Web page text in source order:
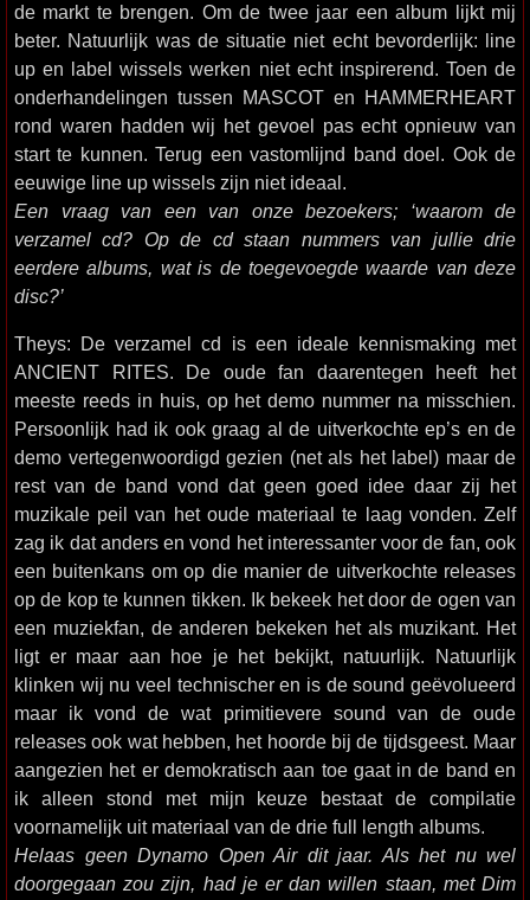
de markt te brengen. Om de twee jaar een album lijkt mij
beter. Natuurlijk was de situatie niet echt bevorderlijk: line
up en label wissels werken niet echt inspirerend. Toen de
onderhandelingen tussen MASCOT en HAMMERHEART
rond waren hadden wij het gevoel pas echt opnieuw van
start te kunnen. Terug een vastomlijnd band doel. Ook de
eeuwige line up wissels zijn niet ideaal.
Een vraag van een van onze bezoekers; ‘waarom de
verzamel cd? Op de cd staan nummers van jullie drie
eerdere albums, wat is de toegevoegde waarde van deze
disc?’
Theys: De verzamel cd is een ideale kennismaking met
ANCIENT RITES. De oude fan daarentegen heeft het
meeste reeds in huis, op het demo nummer na misschien.
Persoonlijk had ik ook graag al de uitverkochte ep’s en de
demo vertegenwoordigd gezien (net als het label) maar de
rest van de band vond dat geen goed idee daar zij het
muzikale peil van het oude materiaal te laag vonden. Zelf
zag ik dat anders en vond het interessanter voor de fan, ook
een buitenkans om op die manier de uitverkochte releases
op de kop te kunnen tikken. Ik bekeek het door de ogen van
een muziekfan, de anderen bekeken het als muzikant. Het
ligt er maar aan hoe je het bekijkt, natuurlijk. Natuurlijk
klinken wij nu veel technischer en is de sound geëvolueerd
maar ik vond de wat primitievere sound van de oude
releases ook wat hebben, het hoorde bij de tijdsgeest. Maar
aangezien het er demokratisch aan toe gaat in de band en
ik alleen stond met mijn keuze bestaat de compilatie
voornamelijk uit materiaal van de drie full length albums.
Helaas geen Dynamo Open Air dit jaar. Als het nu wel
doorgegaan zou zijn, had je er dan willen staan, met Dim